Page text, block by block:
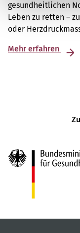
gesundheitlichen
Leben zu retten –
oder
Mehr erfahren